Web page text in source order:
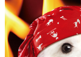
1.分期款項不併入電信帳
醒簡訊。
2.透過簡訊連結打開帳單
帳／街口支付／iPASS
【注意事項】
【「AFTEE先享後付」結
１．於結帳方式選擇「
結帳頁面，進行簡訊認證
２．訂單成立數日內，您
３．收到繳費通知簡訊後
ATM／網路銀行／等多元
全家取貨付款
每筆NT$65，滿
付款後全家取貨